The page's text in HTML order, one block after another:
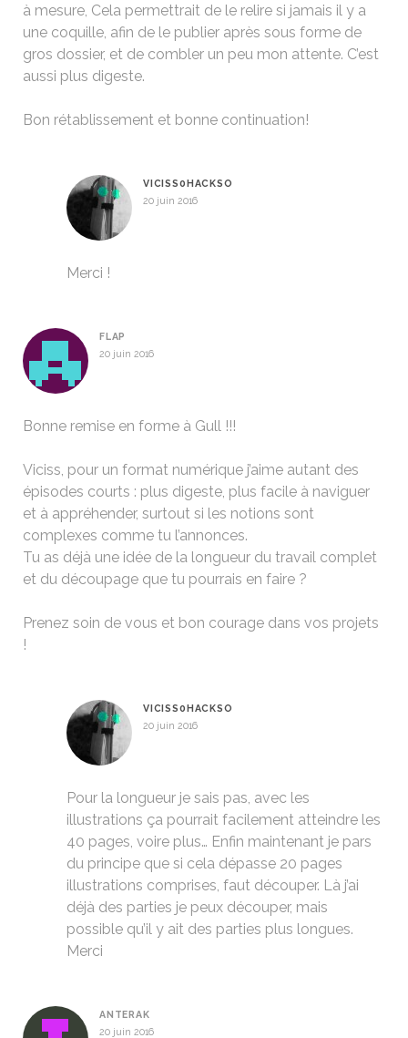
à mesure, Cela permettrait de le relire si jamais il y a
une coquille, afin de le publier après sous forme de
gros dossier, et de combler un peu mon attente. C’est
aussi plus digeste.
Bon rétablissement et bonne continuation!
VICISS0HACKSO
20 juin 2016
Merci !
FLAP
20 juin 2016
Bonne remise en forme à Gull !!!
Viciss, pour un format numérique j’aime autant des
épisodes courts : plus digeste, plus facile à naviguer
et à appréhender, surtout si les notions sont
complexes comme tu l’annonces.
Tu as déjà une idée de la longueur du travail complet
et du découpage que tu pourrais en faire ?
Prenez soin de vous et bon courage dans vos projets
!
VICISS0HACKSO
20 juin 2016
Pour la longueur je sais pas, avec les
illustrations ça pourrait facilement atteindre les
40 pages, voire plus… Enfin maintenant je pars
du principe que si cela dépasse 20 pages
illustrations comprises, faut découper. Là j’ai
déjà des parties je peux découper, mais
possible qu’il y ait des parties plus longues.
Merci
ANTERAK
20 juin 2016